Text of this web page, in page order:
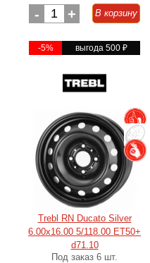
- 1 + В корзину
-5% выгода 500 ₽
Trebl RN Ducato Silver
6.00x16.00 5/118.00 ET50+
d71.10
Под заказ 6 шт.